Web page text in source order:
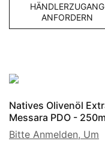
HÄNDLERZUGANG
ANFORDERN
Natives Olivenöl
Messara PDO -
Bitte Anmelden, Um